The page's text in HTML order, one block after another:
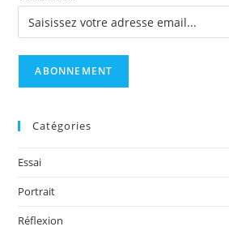
Catégories
Essai
Portrait
Réflexion